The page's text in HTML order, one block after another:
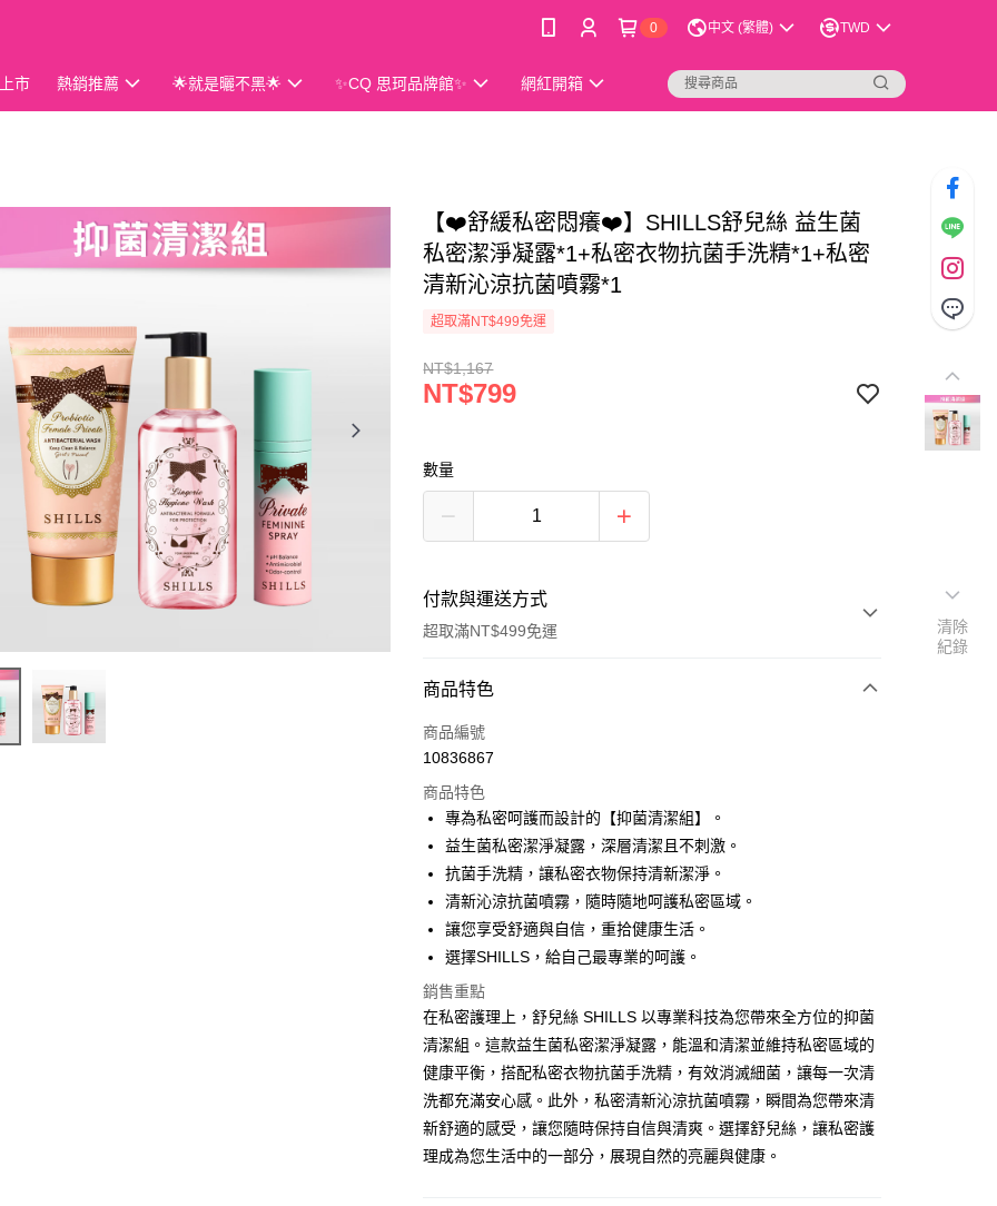
0 中文 (繁體) TWD
市 熱銷推薦 🌟就是曬不黑🌟 ✨CQ 思珂品牌館✨ 網紅開箱
【❤️舒緩私密悶癢❤️】SHILLS舒兒絲 益生菌
私密潔淨凝露*1+私密衣物抗菌手洗精*1+私密
清新沁涼抗菌噴霧*1
超取滿NT$499免運
NT$1,167
NT$799
數量
付款與運送方式
超取滿NT$499免運
付款方式
信用卡一次付款
LINE Pay
Apple Pay
街口支付
悠遊付
運送方式
全家取貨付款
每筆NT$85，滿NT$499(含以上)免運費
付款後全家取貨
商品特色
商品編號
10836867
商品特色
專為私密呵護而設計的【抑菌清潔組】。
益生菌私密潔淨凝露，深層清潔且不刺激。
抗菌手洗精，讓私密衣物保持清新潔淨。
清新沁涼抗菌噴霧，隨時隨地呵護私密區域。
讓您享受舒適與自信，重拾健康生活。
選擇SHILLS，給自己最專業的呵護。
銷售重點
在私密護理上，舒兒絲 SHILLS 以專業科技為您帶來全方位的抑菌
清潔組。這款益生菌私密潔淨凝露，能溫和清潔並維持私密區域的
健康平衡，搭配私密衣物抗菌手洗精，有效消滅細菌，讓每一次清
洗都充滿安心感。此外，私密清新沁涼抗菌噴霧，瞬間為您帶來清
新舒適的感受，讓您隨時保持自信與清爽。選擇舒兒絲，讓私密護
理成為您生活中的一部分，展現自然的亮麗與健康。
清除
紀錄